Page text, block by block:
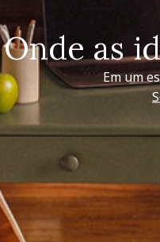
Onde as
Em um